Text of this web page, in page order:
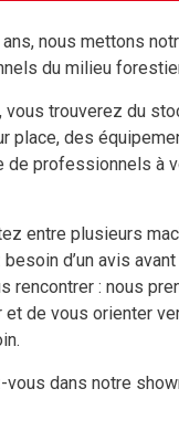
PROPRIETE
ans, nous mettons
du milieu
vous trouverez du
place, des
de professionnels à
entre plusieurs
d’un avis
rencontrer : nous
et de vous orienter
vous dans notre